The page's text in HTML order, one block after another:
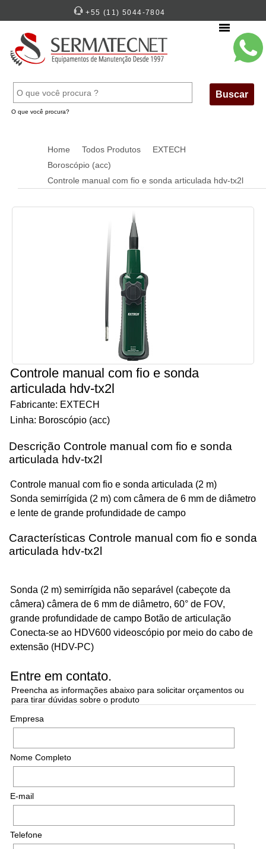
+55 (11) 5044-7804
Menu
O que você procura?
Buscar
Home Todos Produtos
EXTECH
Boroscópio (acc)
Controle manual com fio e sonda articulada hdv-tx2l
Controle manual com fio e sonda
articulada hdv-tx2l
Fabricante: EXTECH
Linha: Boroscópio (acc)
Descrição Controle manual com fio e sonda
articulada hdv-tx2l
Controle manual com fio e sonda articulada (2 m)
Sonda semirrígida (2 m) com câmera de 6 mm de diâmetro
e lente de grande profundidade de campo
Características Controle manual com fio e sonda
articulada hdv-tx2l
Sonda (2 m) semirrígida não separável (cabeçote da
câmera) câmera de 6 mm de diâmetro, 60° de FOV,
grande profundidade de campo Botão de articulação
Conecta-se ao HDV600 videoscópio por meio do cabo de
extensão (HDV-PC)
Entre em contato.
Preencha as informações abaixo para solicitar orçamentos ou
para tirar dúvidas sobre o produto
Empresa
Nome Completo
E-mail
Telefone